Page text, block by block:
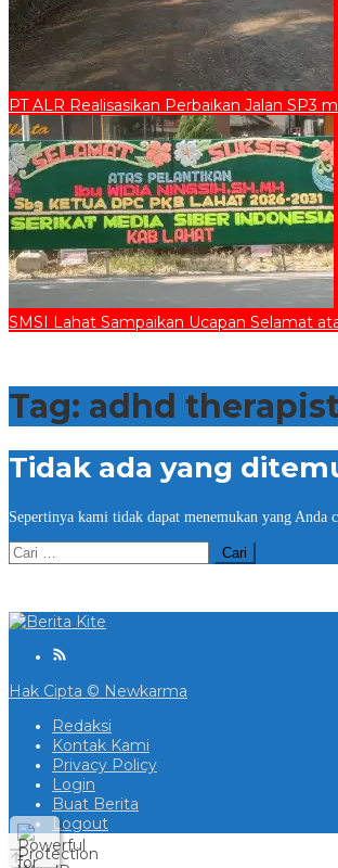
PT ALR Realisasikan Perbaikan Jalan
SMSI Lahat Sampaikan Ucapan Selamat
Tag: adhd
Tidak ada yang
Sepertinya kami tidak dapat menemukan yang Anda
Cari
untuk:
Hak Cipta © Newkarma
Redaksi
Kontak Kami
Privacy Policy
Login
Buat Berita
Logout